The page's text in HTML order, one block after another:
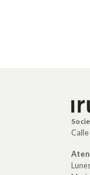
Calle